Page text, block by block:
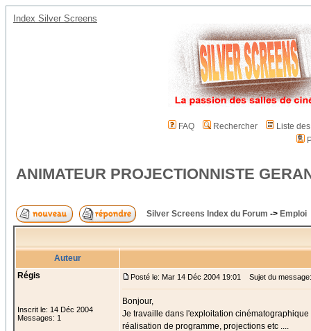
Index Silver Screens
FAQ Rechercher
Liste
ANIMATEUR PROJECTIONNISTE
Silver Screens Index du Forum -> Emploi
Auteur
Régis
Inscrit le: 14 Déc 2004
Messages: 1
Posté le: Mar 14 Déc 2004 19:01 Sujet du
Bonjour,
Je travaille dans l'exploitation
réalisation de programme, projections etc ....